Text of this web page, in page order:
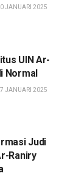
JANUARI 2025
UIN Ar-
Normal
JANUARI 2025
Judi
Raniry